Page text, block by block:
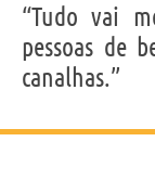
“Tudo vai
pessoas de
canalhas.”